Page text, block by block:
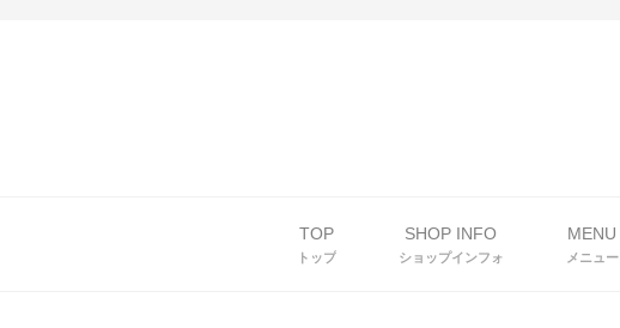
TOP
トップ
SHOP INFO
ショップインフォ
MENU
メニュー